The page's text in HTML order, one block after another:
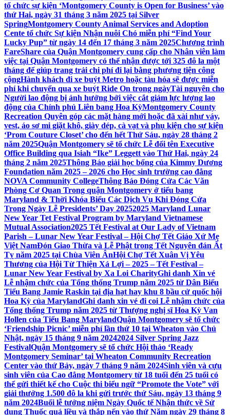
tổ chức sự kiện ‘Montgomery County is Open for Business’ vào
thứ Hai, ngày 31 tháng 3 năm 2025 tại Silver
SpringMontgomery County Animal Services and Adoption
Cente tổ chức Sự kiện Nhận nuôi Chó miễn phí “Find Your
Lucky Pup” từ ngày 14 đến 17 tháng 3 năm 2025Chương trình
FareShare của Quận Montgomery cung cấp cho Nhân viên làm
việc tại Quận Montgomery có thể nhận được tới 325 đô la một
tháng để giúp trang trải chi phí đi lại bằng phương tiện công
cộngHành khách đi xe buýt Metro hoặc tàu hỏa sẽ được miễn
phí khi chuyển qua xe buýt Ride On trong ngàyTài nguyên cho
Người lao động bị ảnh hưởng bởi việc cắt giảm lực lượng lao
động của Chính phủ Liên bang Hoa KỳMontgomery County
Recreation Quyên góp các mặt hàng mới hoặc đã xài như váy,
vest, áo sơ mi giặt khô, giày dép, cà vạt và phụ kiện cho sự kiện
‘Prom Couture Closet’ cho đến hết Thứ Sáu, ngày 28 tháng 2
năm 2025Quận Montgomery sẽ tổ chức Lễ đổi tên Executive
Office Building qua Isiah “Ike” Leggett vào Thứ Hai, ngày 24
tháng 2 năm 2025Thông Báo giải học bổng của Kimmy Dương
Foundation năm 2025 – 2026 cho Học sinh trường cao đẳng
NOVA Community CollegeThông Báo Đóng Cửa Các Văn
Phòng Cơ Quan Trong quận Montgomery ở tiểu bang
Maryland & Thời Khóa Biểu Các Dịch Vụ Khi Đóng Cửa
Trong Ngày Lễ Presidents’ Day 20252025 Maryland Lunar
New Year Tet Festival Program by Maryland Vietnamese
Mutual Association2025 Tết Festival at Our Lady of Vietnam
Parish – Lunar New Year Festival – Hội Chợ Tết Giáo Xứ Mẹ
Việt NamĐón Giao Thừa và Lễ Phật trong Tết Nguyên đán Ất
Tỵ năm 2025 tại Chùa Viên ÂnHội Chợ Tết Xuân Vị Yêu
Thương của Hội Từ Thiện Xá Lợi – 2025 – Tết Festival –
Lunar New Year Festival by Xa Loi CharityGhi danh Xin vé
Lễ nhậm chức của Tổng thống Trump năm 2025 từ Dân Biểu
Tiểu Bang Jamie Raskin tại địa hạt hay khu 8 bầu cử quốc hội
Hoa Kỳ của MarylandGhi danh xin vé đi coi Lễ nhậm chức của
Tổng thống Trump năm 2025 từ Thượng nghị sĩ Hoa Kỳ Van
Hollen của Tiểu Bang MarylandQuận Montgomery sẽ tổ chức
‘Friendship Picnic’ miễn phí lần thứ 10 tại Wheaton vào Chủ
Nhật, ngày 15 tháng 9 năm 20242024 Silver Spring Jazz
FestivalQuận Montgomery sẽ tổ chức Hội thảo ‘Ready
Montgomery Seminar’ tại Wheaton Community Recreation
Center vào thứ Bảy, ngày 7 tháng 9 năm 2024Sinh viên và cựu
sinh viên của Cao đẳng Montgomery từ 18 tuổi đến 25 tuổi có
thể gửi thiết kế cho Cuộc thi biểu ngữ “Promote the Vote” với
giải thưởng 1.500 đô la khi gửi trước thứ Sáu, ngày 13 tháng 9
năm 2024Buổi lễ tưởng niệm Ngày Quốc tế Nhận thức về Sử
dụng Thuốc quá liều và thắp nến vào thứ Năm ngày 29 tháng 8